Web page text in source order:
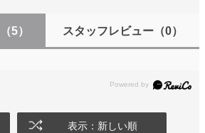
（5） スタッフレビュー（0）
表示：新しい順